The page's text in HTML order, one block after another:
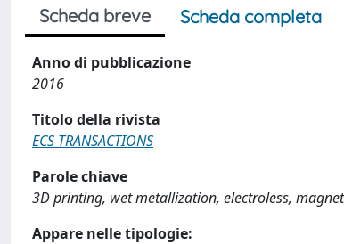
Scheda breve Scheda completa
Anno di pubblicazione
2016
Titolo della rivista
ECS TRANSACTIONS
Parole chiave
3D printing, wet metallization, electroless,
Appare nelle tipologie: